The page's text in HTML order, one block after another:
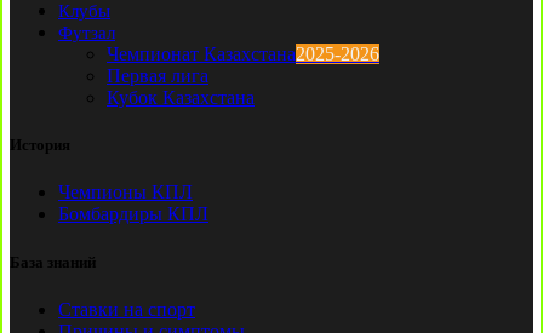
Клубы
Футзал
Чемпионат Казахстана2025-2026
Первая лига
Кубок Казахстана
История
Чемпионы КПЛ
Бомбардиры КПЛ
База знаний
Ставки на спорт